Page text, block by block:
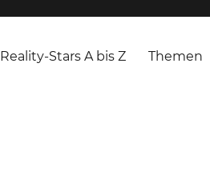
Reality-Stars A bis Z Themen